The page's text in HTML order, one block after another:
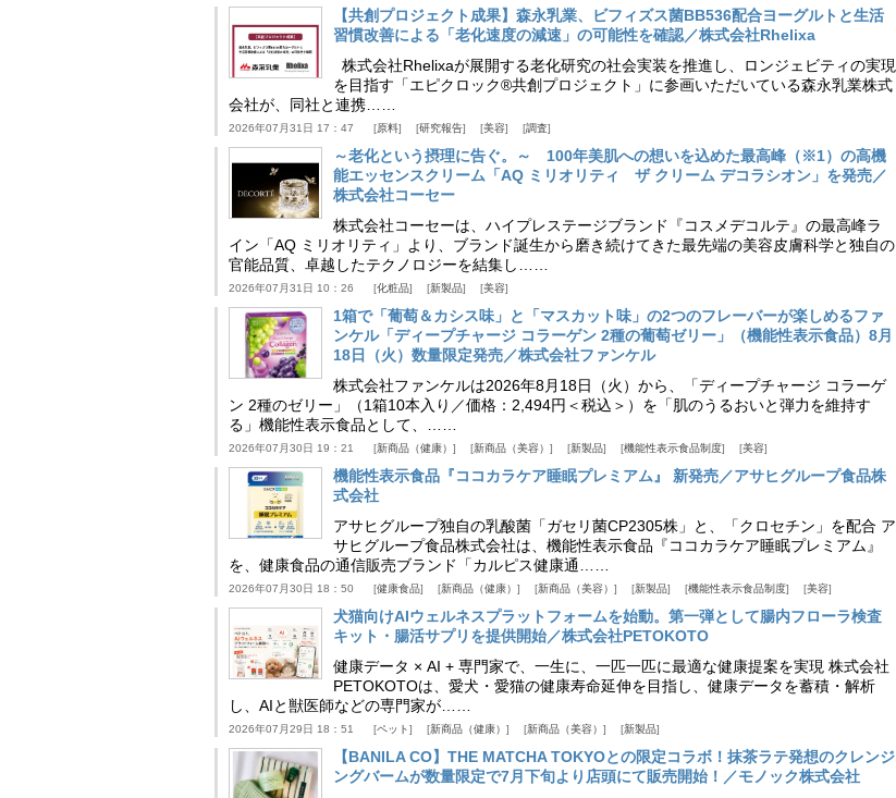
【共創プロジェクト成果】森永乳業、ビフィズス菌BB536配合ヨーグルトと生活
習慣改善による「老化速度の減速」の可能性を確認／株式会社Rhelixa
株式会社Rhelixaが展開する老化研究の社会実装を推進し、ロンジェビティの実現
を目指す「エピクロック®共創プロジェクト」に参画いただいている森永乳業株式
会社が、同社と連携……
2026年07月31日 17：47 原料 研究報告 美容 調査
～老化という摂理に告ぐ。～ 100年美肌への想いを込めた最高峰（※1）の高機
能エッセンスクリーム「AQ ミリオリティ ザ クリーム デコラシオン」を発売／
株式会社コーセー
株式会社コーセーは、ハイプレステージブランド『コスメデコルテ』の最高峰ラ
イン「AQ ミリオリティ」より、ブランド誕生から磨き続けてきた最先端の美容皮膚科学と独自の
官能品質、卓越したテクノロジーを結集し……
2026年07月31日 10：26 化粧品 新製品 美容
1箱で「葡萄＆カシス味」と「マスカット味」の2つのフレーバーが楽しめるファ
ンケル「ディープチャージ コラーゲン 2種の葡萄ゼリー」（機能性表示食品）8月
18日（火）数量限定発売／株式会社ファンケル
株式会社ファンケルは2026年8月18日（火）から、「ディープチャージ コラーゲ
ン 2種のゼリー」（1箱10本入り／価格：2,494円＜税込＞）を「肌のうるおいと弾力を維持す
る」機能性表示食品として、……
2026年07月30日 19：21 新商品（健康） 新商品（美容） 新製品 機能性表示食品制度 美容
機能性表示食品『ココカラケア睡眠プレミアム』 新発売／アサヒグループ食品株
式会社
アサヒグループ独自の乳酸菌「ガセリ菌CP2305株」と、「クロセチン」を配合 ア
サヒグループ食品株式会社は、機能性表示食品『ココカラケア睡眠プレミアム』
を、健康食品の通信販売ブランド「カルピス健康通……
2026年07月30日 18：50 健康食品 新商品（健康） 新商品（美容） 新製品 機能性表示食品制度 美容
犬猫向けAIウェルネスプラットフォームを始動。第一弾として腸内フローラ検査
キット・腸活サプリを提供開始／株式会社PETOKOTO
健康データ × AI + 専門家で、一生に、一匹一匹に最適な健康提案を実現 株式会社
PETOKOTOは、愛犬・愛猫の健康寿命延伸を目指し、健康データを蓄積・解析
し、AIと獣医師などの専門家が……
2026年07月29日 18：51 ペット 新商品（健康） 新商品（美容） 新製品
【BANILA CO】THE MATCHA TOKYOとの限定コラボ！抹茶ラテ発想のクレンジ
ングバームが数量限定で7月下旬より店頭にて販売開始！／モノック株式会社